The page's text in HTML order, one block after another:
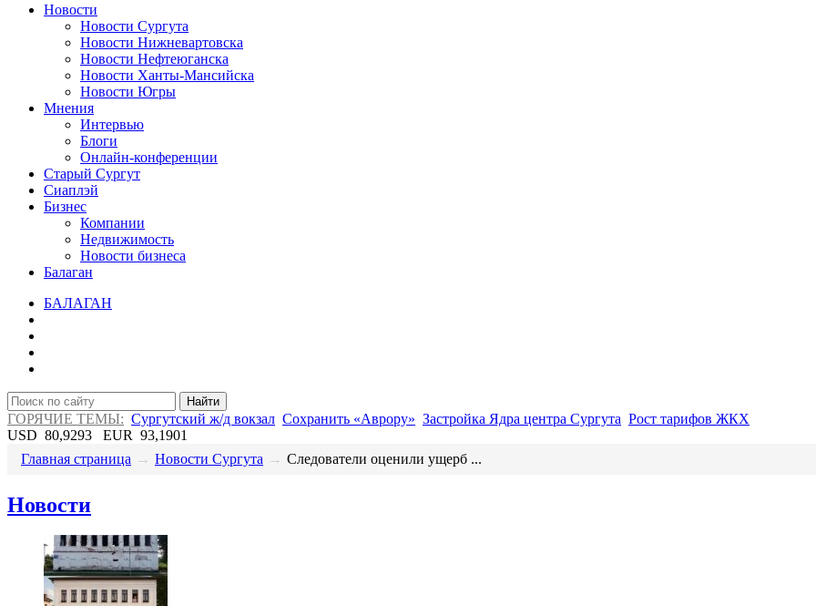
Новости
Новости Сургута
Новости Нижневартовска
Новости Нефтеюганска
Новости Ханты-Мансийска
Новости Югры
Мнения
Интервью
Блоги
Онлайн-конференции
Старый Сургут
Сиаплэй
Бизнес
Компании
Недвижимость
Новости бизнеса
Балаган
БАЛАГАН
Найти
ГОРЯЧИЕ ТЕМЫ: Сургутский ж/д вокзал Сохранить «Аврору» Застройка Ядра центра Сургута Рост тарифов ЖКХ
USD 80,9293 EUR 93,1901
Главная страница → Новости Сургута → Следователи оценили ущерб ...
Новости